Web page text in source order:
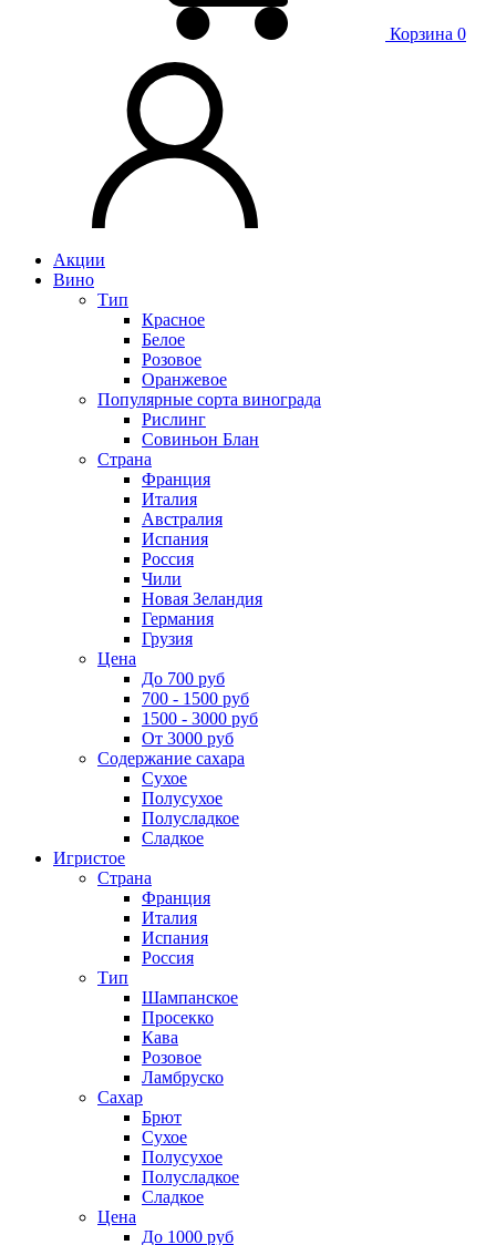
Корзина 0
Акции
Вино
Тип
Красное
Белое
Розовое
Оранжевое
Популярные сорта винограда
Рислинг
Совиньон Блан
Страна
Франция
Италия
Австралия
Испания
Россия
Чили
Новая Зеландия
Германия
Грузия
Цена
До 700 руб
700 - 1500 руб
1500 - 3000 руб
От 3000 руб
Содержание сахара
Сухое
Полусухое
Полусладкое
Сладкое
Игристое
Страна
Франция
Италия
Испания
Россия
Тип
Шампанское
Просекко
Кава
Розовое
Ламбруско
Сахар
Брют
Сухое
Полусухое
Полусладкое
Сладкое
Цена
До 1000 руб